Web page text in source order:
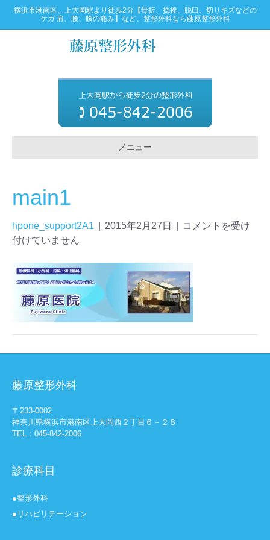
横浜市港南区、上大岡駅より徒歩2分【骨折、捻挫、脱臼、切りキズなどの
ケガ 肩、腰、膝の痛み】など、整形外科なら藤原整形外科
メニュー
main1
hpone_support2A1 2015年2月27日
コメントを受け
付けていません
藤原整形外科
〒233-0002
神奈川県横浜市港南区上大岡西２丁目６－２８
TEL：045-842-2006
診療科目
●整形外科
●リハビリテーション